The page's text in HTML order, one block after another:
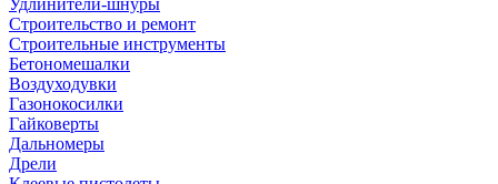
Удлинители-шнуры
Строительство и ремонт
Строительные инструменты
Бетономешалки
Воздуходувки
Газонокосилки
Гайковерты
Дальномеры
Дрели